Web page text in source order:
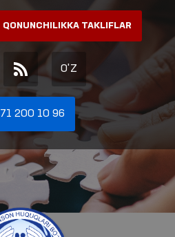
QONUNCHILIKKA TAKLIFLAR
O'Z
71 200 10 96